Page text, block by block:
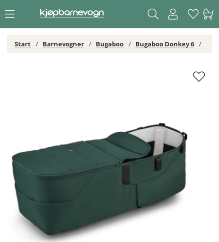
Start Barnevogner Bugaboo Bugaboo Donkey 6